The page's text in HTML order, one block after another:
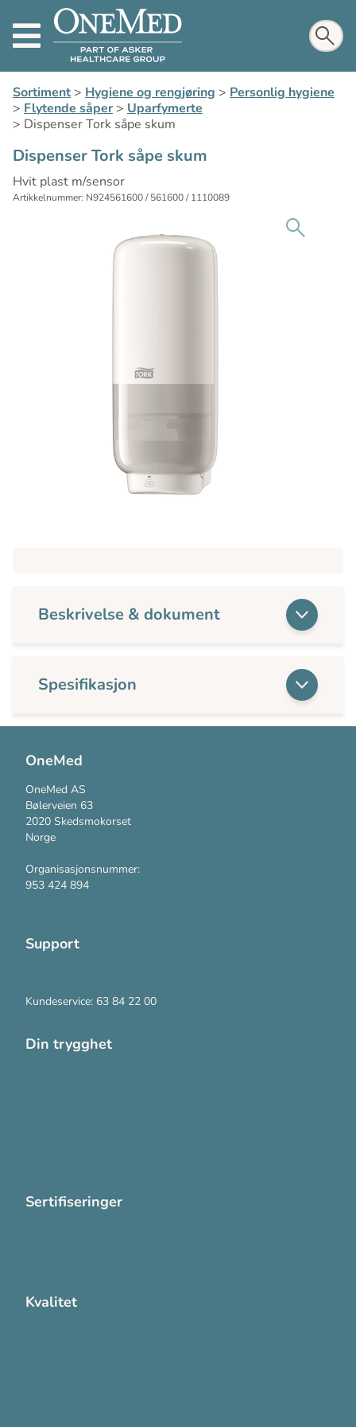
Sortiment> Hygiene og rengjøring > Personlig hygiene
> Flytende såper> Uparfymerte
> Dispenser Tork såpe skum
Dispenser Tork såpe skum
Hvit plast m/sensor
Artikkelnummer: N924561600 / 561600 / 1110089
Beskrivelse & dokument
Spesifikasjon
OneMed
OneMed AS
Bølerveien 63
2020 Skedsmokorset
Norge
Organisasjonsnummer:
953 424 894
Support
Kundeservice: 63 84 22 00
Din trygghet
Sertifiseringer
Kvalitet